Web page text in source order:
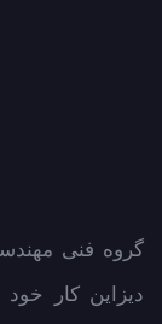
دیزاین کار